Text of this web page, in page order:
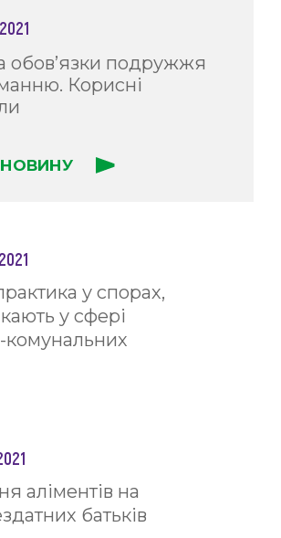
обов’язки подружжя
Корисні
НОВИНУ
у спорах,
у сфері
комунальних
аліментів на
батьків